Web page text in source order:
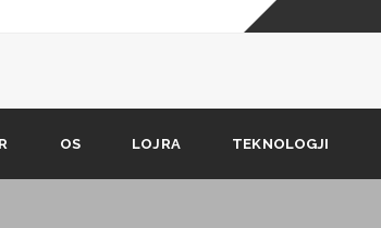
ti shkarkoni falas
iOS edhe ato Android në të
OS LOJRA TEKNOLOGJI